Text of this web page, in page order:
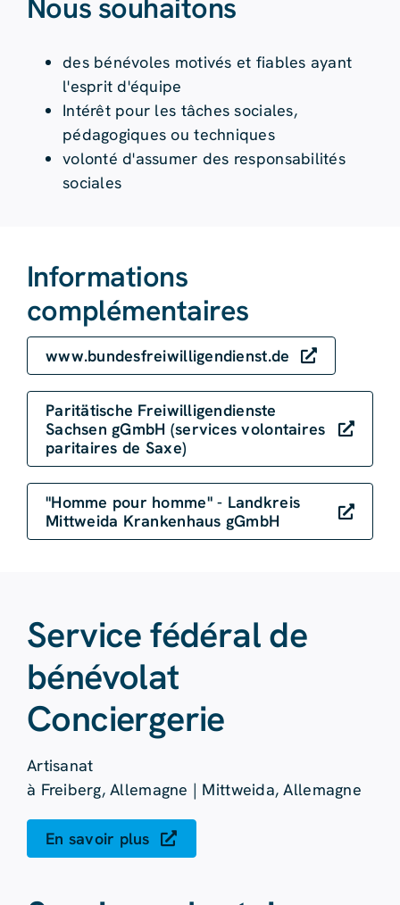
Nous souhaitons
des bénévoles motivés et fiables ayant
l'esprit d'équipe
Intérêt pour les tâches sociales,
pédagogiques ou techniques
volonté d'assumer des responsabilités
sociales
Informations
complémentaires
www.bundesfreiwilligendienst.de
Paritätische Freiwilligendienste
Sachsen gGmbH (services volontaires
paritaires de Saxe)
"Homme pour homme" - Landkreis
Mittweida Krankenhaus gGmbH
Service fédéral de
bénévolat
Conciergerie
Artisanat
à Freiberg, Allemagne | Mittweida, Allemagne
En savoir plus